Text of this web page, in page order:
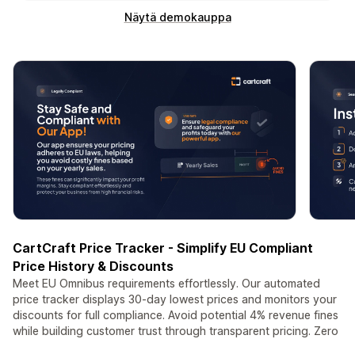
Näytä demokauppa
CartCraft Price Tracker - Simplify EU Compliant
Price History & Discounts
Meet EU Omnibus requirements effortlessly. Our automated
price tracker displays 30-day lowest prices and monitors your
discounts for full compliance. Avoid potential 4% revenue fines
while building customer trust through transparent pricing. Zero